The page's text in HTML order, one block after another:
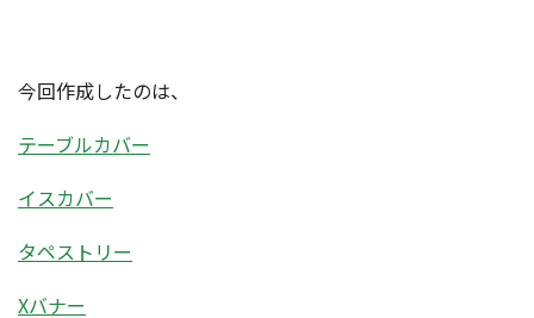
今回作成したのは、
テーブルカバー
イスカバー
タペストリー
Xバナー